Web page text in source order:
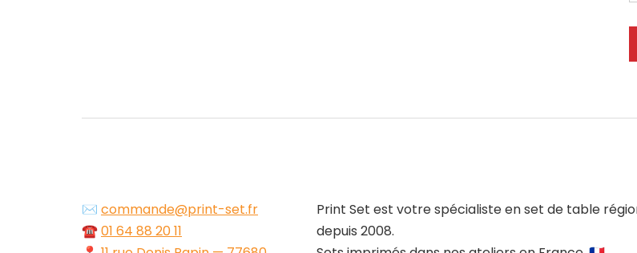
✉️ commande@print-set.fr
☎️01 64 88 20 11
Print Set est votre spécialiste en set de table
depuis 2008.